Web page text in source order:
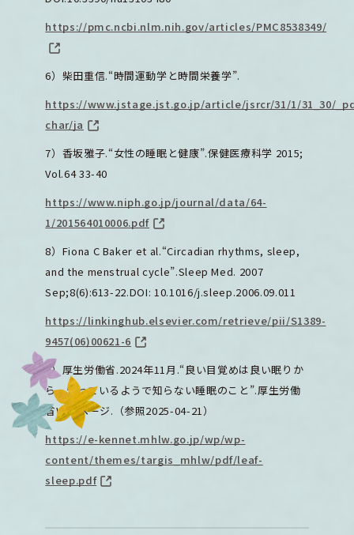
https://pmc.ncbi.nlm.nih.gov/articles/PMC8538349/
6）柴田重信.“時間運動学と時間栄養学”.
https://www.jstage.jst.go.jp/article/jsrcr/31/1/31_30/
char/ja
7）香坂雅子.“女性の睡眠と健康”.保健医療科学 2015;
Vol.64 33-40
https://www.niph.go.jp/journal/data/64-
1/201564010006.pdf
8）Fiona C Baker et al.“Circadian rhythms, sleep,
and the menstrual cycle”.Sleep Med. 2007
Sep;8(6):613-22.DOI: 10.1016/j.sleep.2006.09.011
https://linkinghub.elsevier.com/retrieve/pii/S1389-
9457(06)00621-6
9）厚生労働省.2024年11月.“良い目覚めは良い眠りか
ら 知っているようで知らない睡眠のこと”.厚生労働
省WEBページ.（参照2025-04-21）
https://e-kennet.mhlw.go.jp/wp/wp-
content/themes/targis_mhlw/pdf/leaf-
sleep.pdf